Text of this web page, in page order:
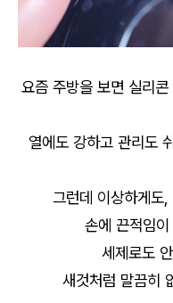
요즘 주방을 보면 실리
열에도 강하고 관리도
그런데 이상하게도
손에 끈적임
세제로도
새것처럼 말끔히